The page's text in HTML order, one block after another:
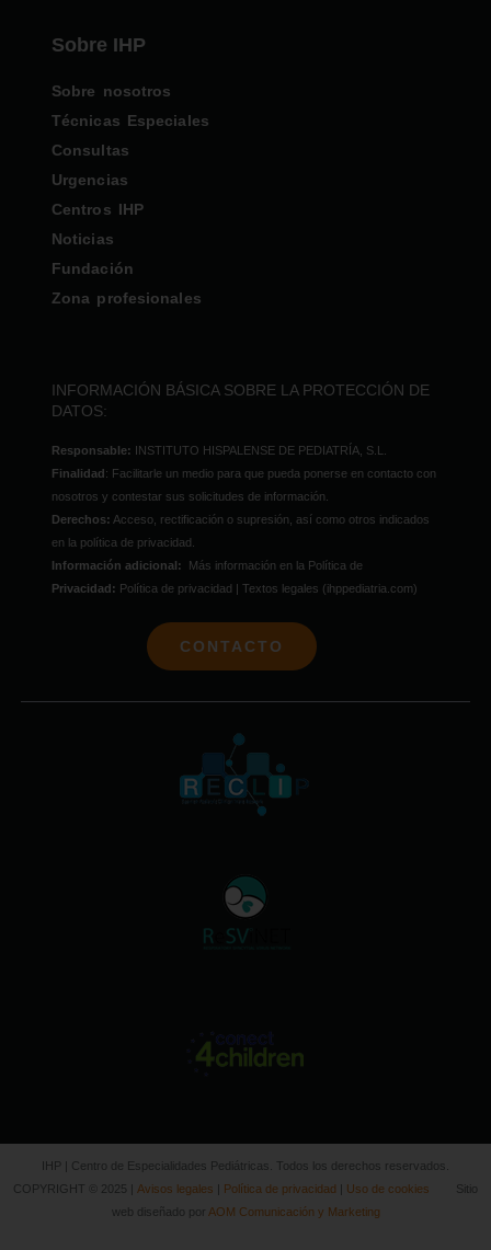
Sobre IHP
Sobre nosotros
Técnicas Especiales
Consultas
Urgencias
Centros IHP
Noticias
Fundación
Zona profesionales
INFORMACIÓN BÁSICA SOBRE LA PROTECCIÓN DE
DATOS:
Responsable: INSTITUTO HISPALENSE DE PEDIATRÍA, S.L.
Finalidad : Facilitarle un medio para que pueda ponerse en contacto con
nosotros y contestar sus solicitudes de información.
Derechos: Acceso, rectificación o supresión, así como otros indicados
en la política de privacidad.
Información adicional: Más información en la Política de
Privacidad: Política de privacidad | Textos legales (ihppediatria.com)
CONTACTO
IHP | Centro de Especialidades Pediátricas. Todos los derechos reservados.
COPYRIGHT © 2025 | Avisos legales Política de privacidad Uso de cookies Sitio
web diseñado por AOM Comunicación y Marketing